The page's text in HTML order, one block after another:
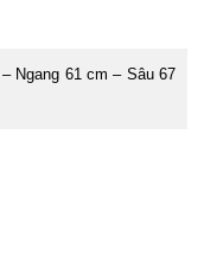
Ngang 61 cm – Sâu 67